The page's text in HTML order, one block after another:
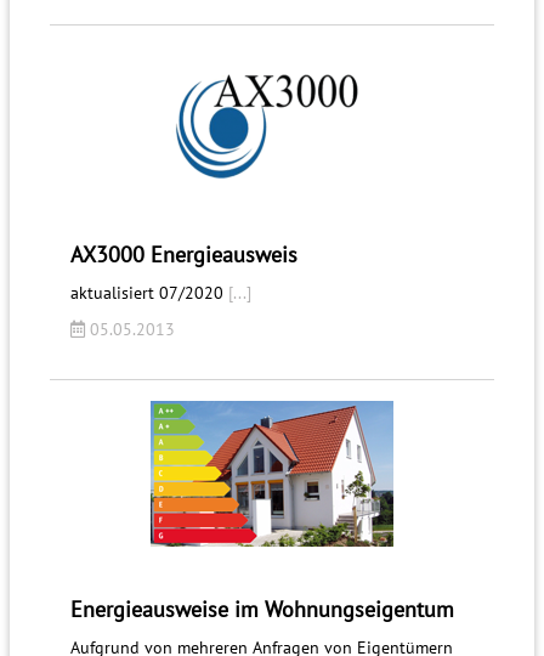
AX3000 Energieausweis
aktualisiert 07/2020 [...]
05.05.2013
Energieausweise im Wohnungseigentum
Aufgrund von mehreren Anfragen von Eigentümern